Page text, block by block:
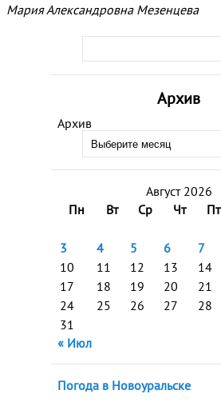
Архив
Архив
Август 2026
Пн
Вт Ср Чт Пт
3
4 5 6 7
10
11 12 13 14
17
18 19 20 21
24
25 26 27 28
31
« Июл
Погода в Новоуральске
Мария Александровна Мезенцева